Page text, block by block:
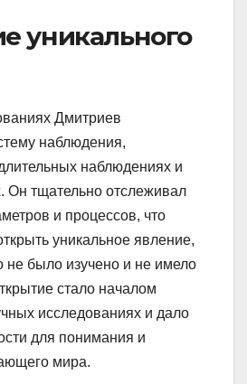
уникального
Дмитриев
наблюдения,
наблюдениях и
Он тщательно отслеживал
и процессов, что
уникальное явление,
не было изучено и не имело
стало началом
исследованиях и дало
для понимания и
мира.